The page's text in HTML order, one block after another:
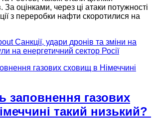
За оцінками, через ці атаки потужності
з переробки нафти скоротилися на
Санкції, удари дронів та зміни на
на енергетичний сектор Росії
заповнення газових
такий низький?